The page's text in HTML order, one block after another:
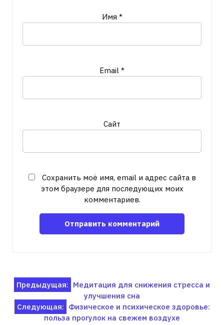
Имя *
Email *
Сайт
Сохранить моё имя, email и адрес сайта в
этом браузере для последующих моих
комментариев.
Навигация
по
записям
Предыдущая: Медитация для снижения стресса и
улучшения сна
Следующая: Физическое и психическое здоровье:
польза прогулок на свежем воздухе